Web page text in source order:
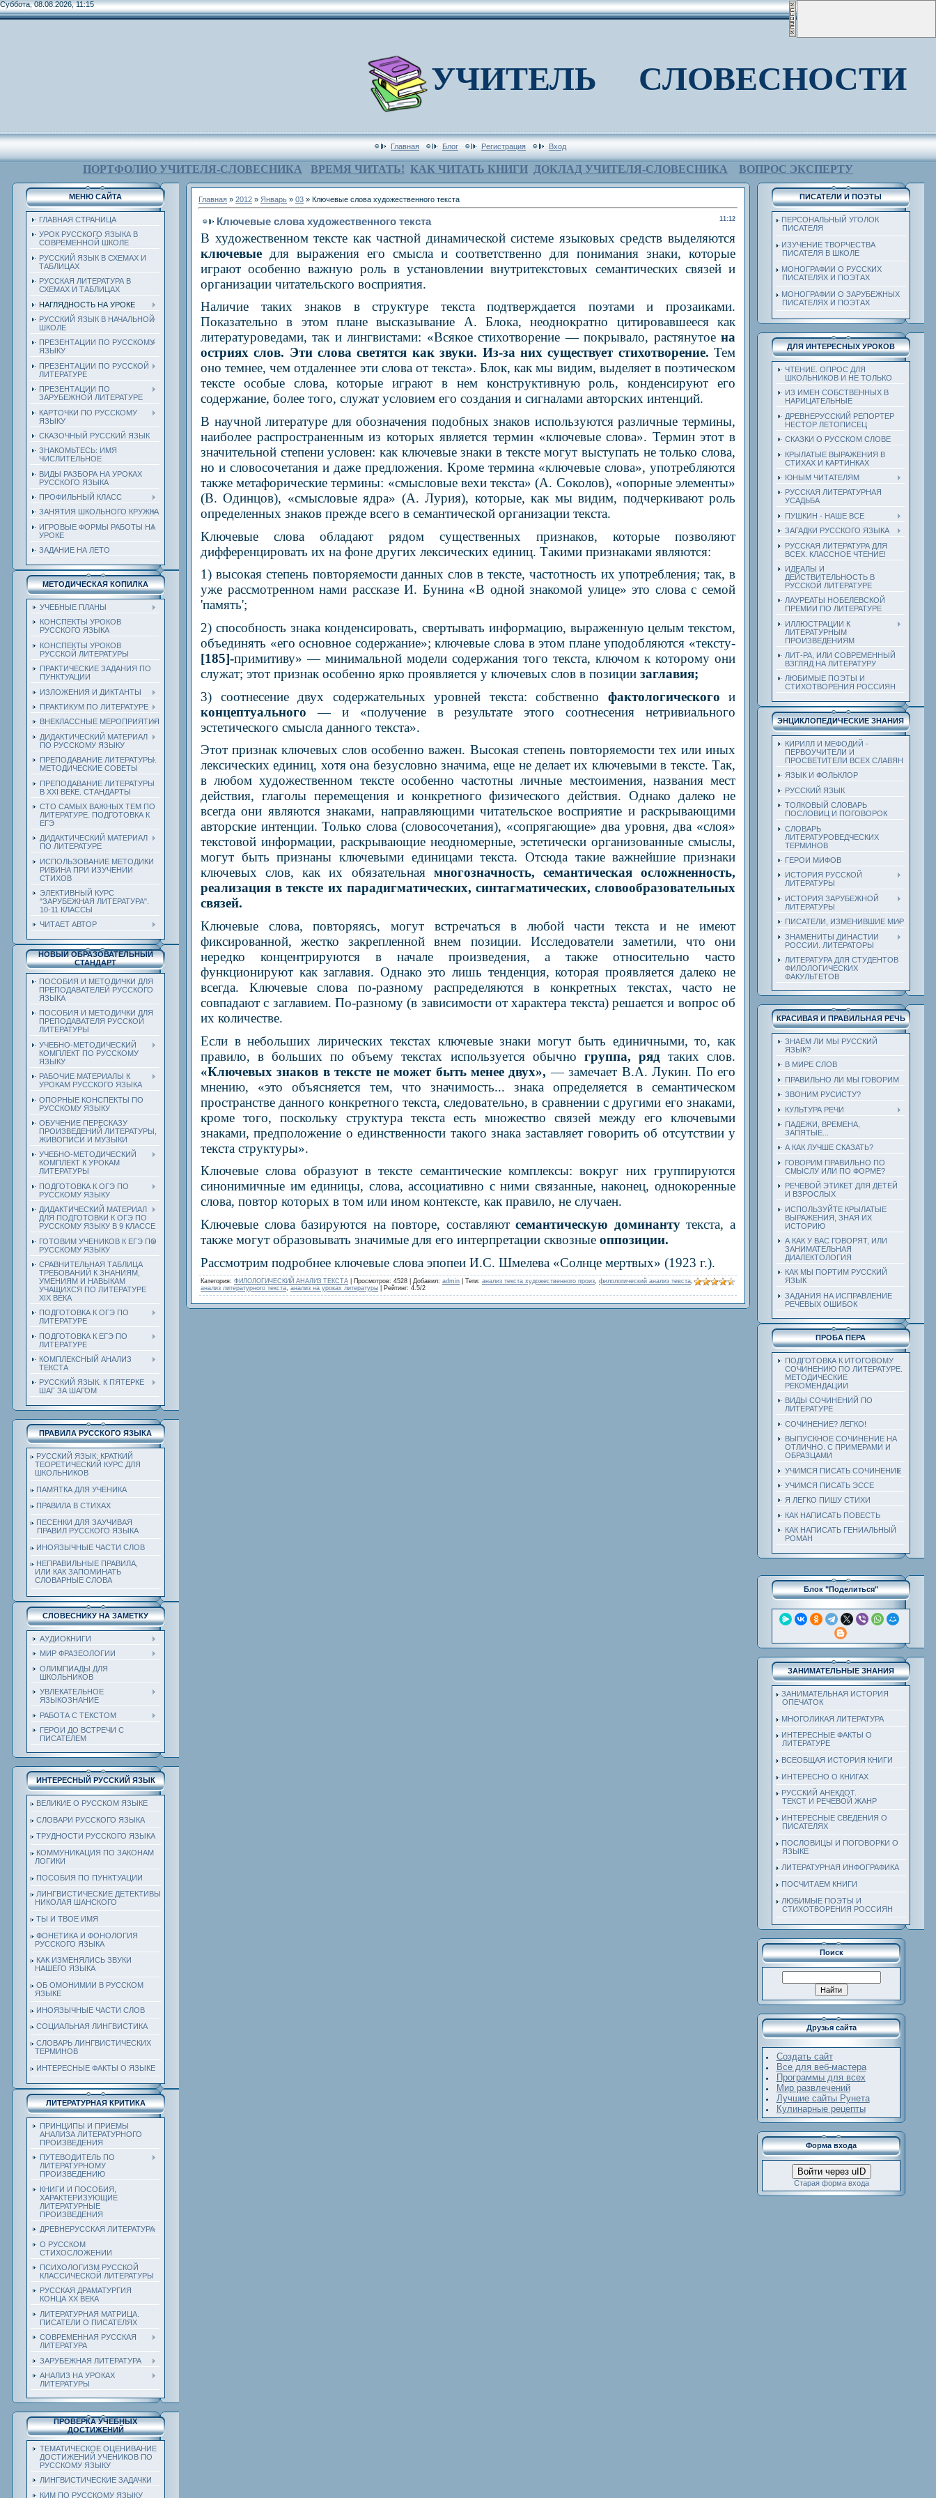
Суббота, 08.08.2026, 11:15
УЧИТЕЛЬ СЛОВЕСНОСТИ
Главная Блог Регистрация Вход
ПОРТФОЛИО УЧИТЕЛЯ-СЛОВЕСНИКА ВРЕМЯ ЧИТАТЬ! КАК ЧИТАТЬ КНИГИ ДОКЛАД УЧИТЕЛЯ-СЛОВЕСНИКА ВОПРОС ЭКСПЕРТУ
МЕНЮ САЙТА
ГЛАВНАЯ СТРАНИЦА
УРОК РУССКОГО ЯЗЫКА В
СОВРЕМЕННОЙ ШКОЛЕ
РУССКИЙ ЯЗЫК В СХЕМАХ И
ТАБЛИЦАХ
РУССКАЯ ЛИТЕРАТУРА В
СХЕМАХ И ТАБЛИЦАХ
НАГЛЯДНОСТЬ НА УРОКЕ
РУССКИЙ ЯЗЫК В НАЧАЛЬНОЙ
ШКОЛЕ
ПРЕЗЕНТАЦИИ ПО РУССКОМУ
ЯЗЫКУ
ПРЕЗЕНТАЦИИ ПО РУССКОЙ
ЛИТЕРАТУРЕ
ПРЕЗЕНТАЦИИ ПО
ЗАРУБЕЖНОЙ ЛИТЕРАТУРЕ
КАРТОЧКИ ПО РУССКОМУ
ЯЗЫКУ
СКАЗОЧНЫЙ РУССКИЙ ЯЗЫК
ЗНАКОМЬТЕСЬ: ИМЯ
ЧИСЛИТЕЛЬНОЕ
ВИДЫ РАЗБОРА НА УРОКАХ
РУССКОГО ЯЗЫКА
ПРОФИЛЬНЫЙ КЛАСС
ЗАНЯТИЯ ШКОЛЬНОГО КРУЖКА
ИГРОВЫЕ ФОРМЫ РАБОТЫ НА
УРОКЕ
ЗАДАНИЕ НА ЛЕТО
МЕТОДИЧЕСКАЯ КОПИЛКА
УЧЕБНЫЕ ПЛАНЫ
КОНСПЕКТЫ УРОКОВ
РУССКОГО ЯЗЫКА
КОНСПЕКТЫ УРОКОВ
РУССКОЙ ЛИТЕРАТУРЫ
ПРАКТИЧЕСКИЕ ЗАДАНИЯ ПО
ПУНКТУАЦИИ
ИЗЛОЖЕНИЯ И ДИКТАНТЫ
ПРАКТИКУМ ПО ЛИТЕРАТУРЕ
ВНЕКЛАССНЫЕ МЕРОПРИЯТИЯ
ДИДАКТИЧЕСКИЙ МАТЕРИАЛ
ПО РУССКОМУ ЯЗЫКУ
ПРЕПОДАВАНИЕ ЛИТЕРАТУРЫ.
МЕТОДИЧЕСКИЕ СОВЕТЫ
ПРЕПОДАВАНИЕ ЛИТЕРАТУРЫ
В XXI ВЕКЕ. СТАНДАРТЫ
СТО САМЫХ ВАЖНЫХ ТЕМ ПО
ЛИТЕРАТУРЕ. ПОДГОТОВКА К
ЕГЭ
ДИДАКТИЧЕСКИЙ МАТЕРИАЛ
ПО ЛИТЕРАТУРЕ
ИСПОЛЬЗОВАНИЕ МЕТОДИКИ
РИВИНА ПРИ ИЗУЧЕНИИ
СТИХОВ
ЭЛЕКТИВНЫЙ КУРС
"ЗАРУБЕЖНАЯ ЛИТЕРАТУРА".
10-11 КЛАССЫ
ЧИТАЕТ АВТОР
НОВЫЙ ОБРАЗОВАТЕЛЬНЫЙ
СТАНДАРТ
ПОСОБИЯ И МЕТОДИЧКИ ДЛЯ
ПРЕПОДАВАТЕЛЕЙ РУССКОГО
ЯЗЫКА
ПОСОБИЯ И МЕТОДИЧКИ ДЛЯ
ПРЕПОДАВАТЕЛЯ РУССКОЙ
ЛИТЕРАТУРЫ
УЧЕБНО-МЕТОДИЧЕСКИЙ
КОМПЛЕКТ ПО РУССКОМУ
ЯЗЫКУ
РАБОЧИЕ МАТЕРИАЛЫ К
УРОКАМ РУССКОГО ЯЗЫКА
ОПОРНЫЕ КОНСПЕКТЫ ПО
РУССКОМУ ЯЗЫКУ
ОБУЧЕНИЕ ПЕРЕСКАЗУ
ПРОИЗВЕДЕНИЙ ЛИТЕРАТУРЫ,
ЖИВОПИСИ И МУЗЫКИ
УЧЕБНО-МЕТОДИЧЕСКИЙ
КОМПЛЕКТ К УРОКАМ
ЛИТЕРАТУРЫ
ПОДГОТОВКА К ОГЭ ПО
РУССКОМУ ЯЗЫКУ
ДИДАКТИЧЕСКИЙ МАТЕРИАЛ
ДЛЯ ПОДГОТОВКИ К ОГЭ ПО
РУССКОМУ ЯЗЫКУ В 9 КЛАССЕ
ГОТОВИМ УЧЕНИКОВ К ЕГЭ ПО
РУССКОМУ ЯЗЫКУ
СРАВНИТЕЛЬНАЯ ТАБЛИЦА
ТРЕБОВАНИЙ К ЗНАНИЯМ,
УМЕНИЯМ И НАВЫКАМ
УЧАЩИХСЯ ПО ЛИТЕРАТУРЕ
ХIХ ВЕКА
ПОДГОТОВКА К ОГЭ ПО
ЛИТЕРАТУРЕ
ПОДГОТОВКА К ЕГЭ ПО
ЛИТЕРАТУРЕ
КОМПЛЕКСНЫЙ АНАЛИЗ
ТЕКСТА
РУССКИЙ ЯЗЫК. К ПЯТЕРКЕ
ШАГ ЗА ШАГОМ
ПРАВИЛА РУССКОГО ЯЗЫКА
РУССКИЙ ЯЗЫК: КРАТКИЙ
ТЕОРЕТИЧЕСКИЙ КУРС ДЛЯ
ШКОЛЬНИКОВ
ПАМЯТКА ДЛЯ УЧЕНИКА
ПРАВИЛА В СТИХАХ
ПЕСЕНКИ ДЛЯ ЗАУЧИВАЯ
ПРАВИЛ РУССКОГО ЯЗЫКА
ИНОЯЗЫЧНЫЕ ЧАСТИ СЛОВ
НЕПРАВИЛЬНЫЕ ПРАВИЛА,
ИЛИ КАК ЗАПОМИНАТЬ
СЛОВАРНЫЕ СЛОВА
СЛОВЕСНИКУ НА ЗАМЕТКУ
АУДИОКНИГИ
МИР ФРАЗЕОЛОГИИ
ОЛИМПИАДЫ ДЛЯ
ШКОЛЬНИКОВ
УВЛЕКАТЕЛЬНОЕ
ЯЗЫКОЗНАНИЕ
РАБОТА С ТЕКСТОМ
ГЕРОИ ДО ВСТРЕЧИ С
ПИСАТЕЛЕМ
ИНТЕРЕСНЫЙ РУССКИЙ ЯЗЫК
ВЕЛИКИЕ О РУССКОМ ЯЗЫКЕ
СЛОВАРИ РУССКОГО ЯЗЫКА
ТРУДНОСТИ РУССКОГО ЯЗЫКА
КОММУНИКАЦИЯ ПО ЗАКОНАМ
ЛОГИКИ
ПОСОБИЯ ПО ПУНКТУАЦИИ
ЛИНГВИСТИЧЕСКИЕ ДЕТЕКТИВЫ
НИКОЛАЯ ШАНСКОГО
ТЫ И ТВОЕ ИМЯ
ФОНЕТИКА И ФОНОЛОГИЯ
РУССКОГО ЯЗЫКА
КАК ИЗМЕНЯЛИСЬ ЗВУКИ
НАШЕГО ЯЗЫКА
ОБ ОМОНИМИИ В РУССКОМ
ЯЗЫКЕ
ИНОЯЗЫЧНЫЕ ЧАСТИ СЛОВ
СОЦИАЛЬНАЯ ЛИНГВИСТИКА
СЛОВАРЬ ЛИНГВИСТИЧЕСКИХ
ТЕРМИНОВ
ИНТЕРЕСНЫЕ ФАКТЫ О ЯЗЫКЕ
ЛИТЕРАТУРНАЯ КРИТИКА
ПРИНЦИПЫ И ПРИЕМЫ
АНАЛИЗА ЛИТЕРАТУРНОГО
ПРОИЗВЕДЕНИЯ
ПУТЕВОДИТЕЛЬ ПО
ЛИТЕРАТУРНОМУ
ПРОИЗВЕДЕНИЮ
КНИГИ И ПОСОБИЯ,
ХАРАКТЕРИЗУЮЩИЕ
ЛИТЕРАТУРНЫЕ
ПРОИЗВЕДЕНИЯ
ДРЕВНЕРУССКАЯ ЛИТЕРАТУРА
О РУССКОМ
СТИХОСЛОЖЕНИИ
ПСИХОЛОГИЗМ РУССКОЙ
КЛАССИЧЕСКОЙ ЛИТЕРАТУРЫ
РУССКАЯ ДРАМАТУРГИЯ
КОНЦА ХХ ВЕКА
ЛИТЕРАТУРНАЯ МАТРИЦА.
ПИСАТЕЛИ О ПИСАТЕЛЯХ
СОВРЕМЕННАЯ РУССКАЯ
ЛИТЕРАТУРА
ЗАРУБЕЖНАЯ ЛИТЕРАТУРА
АНАЛИЗ НА УРОКАХ
ЛИТЕРАТУРЫ
ПРОВЕРКА УЧЕБНЫХ
ДОСТИЖЕНИЙ
ТЕМАТИЧЕСКОЕ ОЦЕНИВАНИЕ
ДОСТИЖЕНИЙ УЧЕНИКОВ ПО
РУССКОМУ ЯЗЫКУ
ЛИНГВИСТИЧЕСКИЕ ЗАДАЧКИ
КИМ ПО РУССКОМУ ЯЗЫКУ
Главная » 2012 » Январь » 03 » Ключевые слова художественного текста
11:12
Ключевые слова художественного текста
В художественном тексте как частной динамической системе языковых средств выделяются
ключевые для выражения его смысла и соответственно для понимания знаки, которые
играют особенно важную роль в установлении внутритекстовых семантических связей и
организации читательского восприятия.
Наличие таких знаков в структуре текста подтверждается поэтами и прозаиками.
Показательно в этом плане высказывание А. Блока, неоднократно цитировавшееся как
литературоведами, так и лингвистами: «Всякое стихотворение — покрывало, растянутое на
остриях слов. Эти слова светятся как звуки. Из-за них существует стихотворение. Тем
оно темнее, чем отдаленнее эти слова от текста». Блок, как мы видим, выделяет в поэтическом
тексте особые слова, которые играют в нем конструктивную роль, конденсируют его
содержание, более того, служат условием его создания и сигналами авторских интенций.
В научной литературе для обозначения подобных знаков используются различные термины,
наиболее распространенным из которых является термин «ключевые слова». Термин этот в
значительной степени условен: как ключевые знаки в тексте могут выступать не только слова,
но и словосочетания и даже предложения. Кроме термина «ключевые слова», употребляются
также метафорические термины: «смысловые вехи текста» (А. Соколов), «опорные элементы»
(В. Одинцов), «смысловые ядра» (А. Лурия), которые, как мы видим, подчеркивают роль
определенных знаков прежде всего в семантической организации текста.
Ключевые слова обладают рядом существенных признаков, которые позволяют
дифференцировать их на фоне других лексических единиц. Такими признаками являются:
1) высокая степень повторяемости данных слов в тексте, частотность их употребления; так, в
уже рассмотренном нами рассказе И. Бунина «В одной знакомой улице» это слова с семой
'память';
2) способность знака конденсировать, свертывать информацию, выраженную целым текстом,
объединять «его основное содержание»; ключевые слова в этом плане уподобляются «тексту-
[185]-примитиву» — минимальной модели содержания того текста, ключом к которому они
служат; этот признак особенно ярко проявляется у ключевых слов в позиции заглавия;
3) соотнесение двух содержательных уровней текста: собственно фактологического и
концептуального— и «получение в результате этого соотнесения нетривиального
эстетического смысла данного текста».
Этот признак ключевых слов особенно важен. Высокая степень повторяемости тех или иных
лексических единиц, хотя она безусловно значима, еще не делает их ключевыми в тексте. Так,
в любом художественном тексте особенно частотны личные местоимения, названия мест
действия, глаголы перемещения и конкретного физического действия. Однако далеко не
всегда они являются знаками, направляющими читательское восприятие и раскрывающими
авторские интенции. Только слова (словосочетания), «сопрягающие» два уровня, два «слоя»
текстовой информации, раскрывающие неодномерные, эстетически организованные смыслы,
могут быть признаны ключевыми единицами текста. Отсюда такие важнейшие признаки
ключевых слов, как их обязательная многозначность, семантическая осложненность,
реализация в тексте их парадигматических, синтагматических, словообразовательных
связей.
Ключевые слова, повторяясь, могут встречаться в любой части текста и не имеют
фиксированной, жестко закрепленной внем позиции. Исследователи заметили, что они
нередко концентрируются в начале произведения, а также относительно часто
функционируют как заглавия. Однако это лишь тенденция, которая проявляется далеко не
всегда. Ключевые слова по-разному распределяются в конкретных текстах, часто не
совпадают с заглавием. По-разному (в зависимости от характера текста) решается и вопрос об
их количестве.
Если в небольших лирических текстах ключевые знаки могут быть единичными, то, как
правило, в больших по объему текстах используется обычно группа, ряд таких слов.
«Ключевых знаков в тексте не может быть менее двух»,— замечает В.А. Лукин. По его
мнению, «это объясняется тем, что значимость... знака определяется в семантическом
пространстве данного конкретного текста, следовательно, в сравнении с другими его знаками,
кроме того, поскольку структура текста есть множество связей между его ключевыми
знаками, предположение о единственности такого знака заставляет говорить об отсутствии у
текста структуры».
Ключевые слова образуют в тексте семантические комплексы: вокруг них группируются
синонимичные им единицы, слова, ассоциативно с ними связанные, наконец, однокоренные
слова, повтор которых в том или ином контексте, как правило, не случаен.
Ключевые слова базируются на повторе, составляютсемантическую доминантутекста, а
также могут образовывать значимые для его интерпретации сквозные оппозиции.
Рассмотрим подробнее ключевые слова эпопеи И.С. Шмелева «Солнце мертвых» (1923 г.).
Категория: ФИЛОЛОГИЧЕСКИЙ АНАЛИЗ ТЕКСТА Просмотров: 4528 | Добавил: admin Теги: анализ текста художественного произ филологический анализ тевста
анализ литературного текста анализ на уроках литературы Рейтинг: 4.5/2
ПИСАТЕЛИ И ПОЭТЫ
ПЕРСОНАЛЬНЫЙ УГОЛОК
ПИСАТЕЛЯ
ИЗУЧЕНИЕ ТВОРЧЕСТВА
ПИСАТЕЛЯ В ШКОЛЕ
МОНОГРАФИИ О РУССКИХ
ПИСАТЕЛЯХ И ПОЭТАХ
МОНОГРАФИИ О ЗАРУБЕЖНЫХ
ПИСАТЕЛЯХ И ПОЭТАХ
ДЛЯ ИНТЕРЕСНЫХ УРОКОВ
ЧТЕНИЕ. ОПРОС ДЛЯ
ШКОЛЬНИКОВ И НЕ ТОЛЬКО
ИЗ ИМЕН СОБСТВЕННЫХ В
НАРИЦАТЕЛЬНЫЕ
ДРЕВНЕРУССКИЙ РЕПОРТЕР
НЕСТОР ЛЕТОПИСЕЦ
СКАЗКИ О РУССКОМ СЛОВЕ
КРЫЛАТЫЕ ВЫРАЖЕНИЯ В
СТИХАХ И КАРТИНКАХ
ЮНЫМ ЧИТАТЕЛЯМ
РУССКАЯ ЛИТЕРАТУРНАЯ
УСАДЬБА
ПУШКИН - НАШЕ ВСЕ
ЗАГАДКИ РУССКОГО ЯЗЫКА
РУССКАЯ ЛИТЕРАТУРА ДЛЯ
ВСЕХ. КЛАССНОЕ ЧТЕНИЕ!
ИДЕАЛЫ И
ДЕЙСТВИТЕЛЬНОСТЬ В
РУССКОЙ ЛИТЕРАТУРЕ
ЛАУРЕАТЫ НОБЕЛЕВСКОЙ
ПРЕМИИ ПО ЛИТЕРАТУРЕ
ИЛЛЮСТРАЦИИ К
ЛИТЕРАТУРНЫМ
ПРОИЗВЕДЕНИЯМ
ЛИТ-РА, ИЛИ СОВРЕМЕННЫЙ
ВЗГЛЯД НА ЛИТЕРАТУРУ
ЛЮБИМЫЕ ПОЭТЫ И
СТИХОТВОРЕНИЯ РОССИЯН
ЭНЦИКЛОПЕДИЧЕСКИЕ ЗНАНИЯ
КИРИЛЛ И МЕФОДИЙ -
ПЕРВОУЧИТЕЛИ И
ПРОСВЕТИТЕЛИ ВСЕХ СЛАВЯН
ЯЗЫК И ФОЛЬКЛОР
РУССКИЙ ЯЗЫК
ТОЛКОВЫЙ СЛОВАРЬ
ПОСЛОВИЦ И ПОГОВОРОК
СЛОВАРЬ
ЛИТЕРАТУРОВЕДЧЕСКИХ
ТЕРМИНОВ
ГЕРОИ МИФОВ
ИСТОРИЯ РУССКОЙ
ЛИТЕРАТУРЫ
ИСТОРИЯ ЗАРУБЕЖНОЙ
ЛИТЕРАТУРЫ
ПИСАТЕЛИ, ИЗМЕНИВШИЕ МИР
ЗНАМЕНИТЫ ДИНАСТИИ
РОССИИ. ЛИТЕРАТОРЫ
ЛИТЕРАТУРА ДЛЯ СТУДЕНТОВ
ФИЛОЛОГИЧЕСКИХ
ФАКУЛЬТЕТОВ
КРАСИВАЯ И ПРАВИЛЬНАЯ РЕЧЬ
ЗНАЕМ ЛИ МЫ РУССКИЙ
ЯЗЫК?
В МИРЕ СЛОВ
ПРАВИЛЬНО ЛИ МЫ ГОВОРИМ
ЗВОНИМ РУСИСТУ?
КУЛЬТУРА РЕЧИ
ПАДЕЖИ, ВРЕМЕНА,
ЗАПЯТЫЕ...
А КАК ЛУЧШЕ СКАЗАТЬ?
ГОВОРИМ ПРАВИЛЬНО ПО
СМЫСЛУ ИЛИ ПО ФОРМЕ?
РЕЧЕВОЙ ЭТИКЕТ ДЛЯ ДЕТЕЙ
И ВЗРОСЛЫХ
ИСПОЛЬЗУЙТЕ КРЫЛАТЫЕ
ВЫРАЖЕНИЯ, ЗНАЯ ИХ
ИСТОРИЮ
А КАК У ВАС ГОВОРЯТ, ИЛИ
ЗАНИМАТЕЛЬНАЯ
ДИАЛЕКТОЛОГИЯ
КАК МЫ ПОРТИМ РУССКИЙ
ЯЗЫК
ЗАДАНИЯ НА ИСПРАВЛЕНИЕ
РЕЧЕВЫХ ОШИБОК
ПРОБА ПЕРА
ПОДГОТОВКА К ИТОГОВОМУ
СОЧИНЕНИЮ ПО ЛИТЕРАТУРЕ.
МЕТОДИЧЕСКИЕ
РЕКОМЕНДАЦИИ
ВИДЫ СОЧИНЕНИЙ ПО
ЛИТЕРАТУРЕ
СОЧИНЕНИЕ? ЛЕГКО!
ВЫПУСКНОЕ СОЧИНЕНИЕ НА
ОТЛИЧНО. С ПРИМЕРАМИ И
ОБРАЗЦАМИ
УЧИМСЯ ПИСАТЬ СОЧИНЕНИЕ
УЧИМСЯ ПИСАТЬ ЭССЕ
Я ЛЕГКО ПИШУ СТИХИ
КАК НАПИСАТЬ ПОВЕСТЬ
КАК НАПИСАТЬ ГЕНИАЛЬНЫЙ
РОМАН
Блок "Поделиться"
ЗАНИМАТЕЛЬНЫЕ ЗНАНИЯ
ЗАНИМАТЕЛЬНАЯ ИСТОРИЯ
ОПЕЧАТОК
МНОГОЛИКАЯ ЛИТЕРАТУРА
ИНТЕРЕСНЫЕ ФАКТЫ О
ЛИТЕРАТУРЕ
ВСЕОБЩАЯ ИСТОРИЯ КНИГИ
ИНТЕРЕСНО О КНИГАХ
РУССКИЙ АНЕКДОТ.
ТЕКСТ И РЕЧЕВОЙ ЖАНР
ИНТЕРЕСНЫЕ СВЕДЕНИЯ О
ПИСАТЕЛЯХ
ПОСЛОВИЦЫ И ПОГОВОРКИ О
ЯЗЫКЕ
ЛИТЕРАТУРНАЯ ИНФОГРАФИКА
ПОСЧИТАЕМ КНИГИ
ЛЮБИМЫЕ ПОЭТЫ И
СТИХОТВОРЕНИЯ РОССИЯН
Поиск
Друзья сайта
Создать сайт
Все для веб-мастера
Программы для всех
Мир развлечений
Лучшие сайты Рунета
Кулинарные рецепты
Форма входа
Войти через uID
Старая форма входа